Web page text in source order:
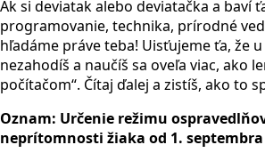
Ak si deviatak alebo deviatačka a baví
programovanie, technika, prírodné
hľadáme práve teba! Uisťujeme ťa, že
nezahodíš a naučíš sa oveľa viac, ako
počítačom“. Čítaj ďalej a zistíš, ako to
Oznam: Určenie režimu
neprítomnosti žiaka od 1. septembra